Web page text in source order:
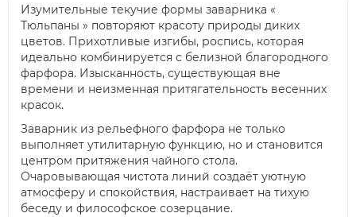
Изумительные текучие формы заварника «
Тюльпаны » повторяют красоту природы диких
цветов. Прихотливые изгибы, роспись, которая
идеально комбинируется с белизной благородного
фарфора. Изысканность, существующая вне
времени и неизменная притягательность весенних
красок.
Заварник из рельефного фарфора не только
выполняет утилитарную функцию, но и становится
центром притяжения чайного стола.
Очаровывающая чистота линий создаёт уютную
атмосферу и спокойствия, настраивает на тихую
беседу и философское созерцание.